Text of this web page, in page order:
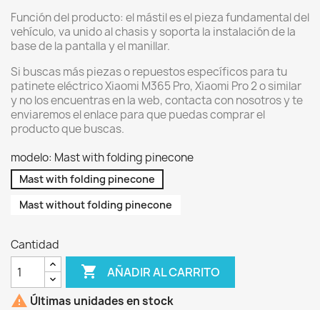
Función del producto: el mástil es el pieza fundamental del
vehículo, va unido al chasis y soporta la instalación de la
base de la pantalla y el manillar.
Si buscas más piezas o repuestos específicos para tu
patinete eléctrico Xiaomi M365 Pro, Xiaomi Pro 2 o similar
y no los encuentras en la web, contacta con nosotros y te
enviaremos el enlace para que puedas comprar el
producto que buscas.
modelo: Mast with folding pinecone
Mast with folding pinecone
Mast without folding pinecone
Cantidad
 AÑADIR AL CARRITO
 Últimas unidades en stock